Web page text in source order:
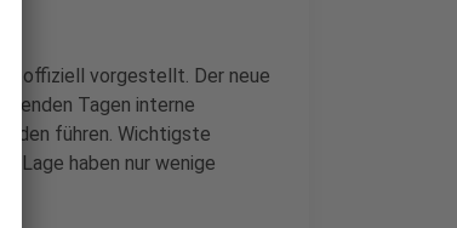
offiziell vorgestellt. Der neue
Tagen interne
führen. Wichtigste
Lage haben nur wenige